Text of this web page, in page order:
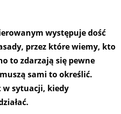
występuje dość
przez które wiemy, kto
to zdarzają się pewne
sami to określić.
w sytuacji, kiedy